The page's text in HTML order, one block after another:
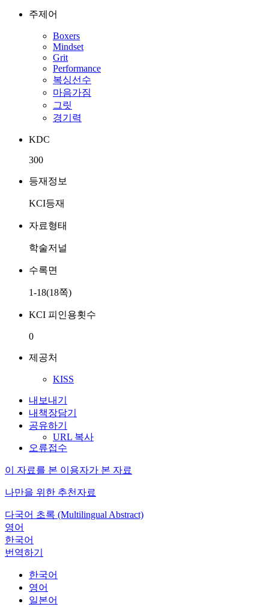
주제어
Boxers
Mindset
Grit
Performance
복싱선수
마음가짐
그릿
경기력
KDC
300
등재정보
KCI등재
자료형태
학술저널
수록면
1-18(18쪽)
KCI 피인용횟수
0
제공처
KISS
내보내기
내책장담기
공유하기
URL 복사
오류접수
이 자료를 본 이용자가 본 자료
나만을 위한 추천자료
다국어 초록 (Multilingual Abstract)
영어
한국어
번역하기
한국어
영어
일본어